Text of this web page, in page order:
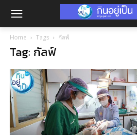
Home Tags กัลฟ์
Tag: กัลฟ์